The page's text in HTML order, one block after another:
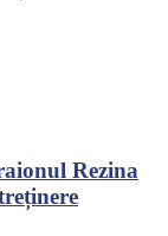
Rezina